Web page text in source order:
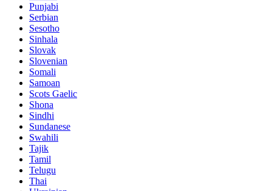
Punjabi
Serbian
Sesotho
Sinhala
Slovak
Slovenian
Somali
Samoan
Scots Gaelic
Shona
Sindhi
Sundanese
Swahili
Tajik
Tamil
Telugu
Thai